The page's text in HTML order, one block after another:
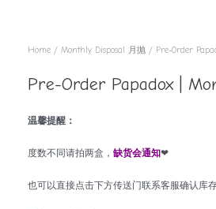
Home / Monthly Disposal 月抛 / Pre-Order
Pre-Order Papadox |
温馨提醒：
度数不同请拍两盒， 缺货会通知❤
也可以直接点击下方传送门联系客服确认库